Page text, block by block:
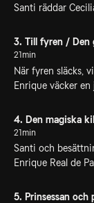
Santi räddar
3. Till fyren / Den
21min
När fyren släcks,
Enrique väcker en
4. Den magiska
21min
Santi och
Enrique Real de
5. Prinsessan och